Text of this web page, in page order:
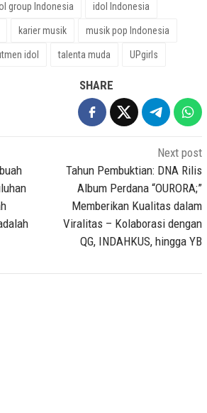
group Indonesia idol Indonesia
karier musik musik pop Indonesia
idol talenta muda UPgirls
SHARE
Next post
Tahun Pembuktian: DNA Rilis
Album Perdana “OURORA;”
Memberikan Kualitas dalam
Viralitas – Kolaborasi dengan
QG, INDAHKUS, hingga YB